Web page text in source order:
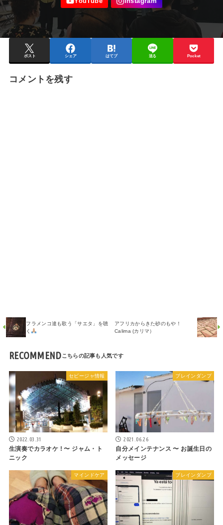
ポスト シェア はてブ 送る Pocket
コメントを残す
フラメンコ達も歌う「サエタ」を聴
く
アフリカからきた砂のもや！
Calima (カリマ）
RECOMMEND
セビージャ情報
2022.03.31
生演奏でカラオケ ! 〜 ジャム・ト
ニック
ブレインダンプ
2021.06.26
自分メインテナンス 〜 お誕生日の
メッセージ
マインドケア ブレインダンプ